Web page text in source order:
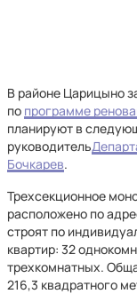
В районе Царицыно
по программе
планируют в
руководитель
Бочкарев.
Трехсекционное
расположено по
строят по
квартир: 32
трехкомнатных.
216,3 квадратного